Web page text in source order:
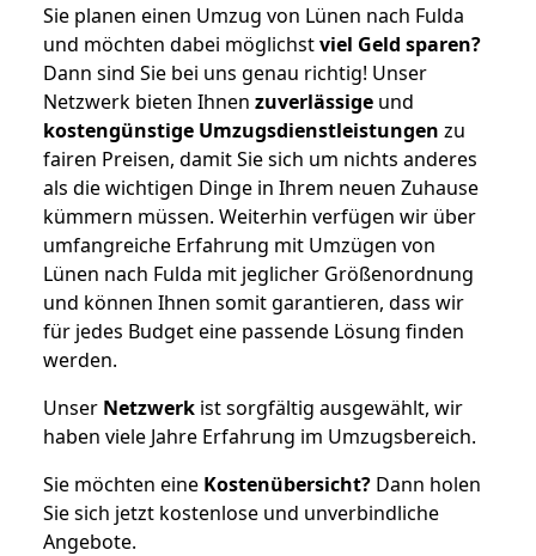
Sie planen einen Umzug von Lünen nach Fulda
und möchten dabei möglichstviel Geld sparen?
Dann sind Sie bei uns genau richtig! Unser
Netzwerk bieten Ihnen zuverlässige und
kostengünstige Umzugsdienstleistungen zu
fairen Preisen, damit Sie sich um nichts anderes
als die wichtigen Dinge in Ihrem neuen Zuhause
kümmern müssen. Weiterhin verfügen wir über
umfangreiche Erfahrung mit Umzügen von
Lünen nach Fulda mit jeglicher Größenordnung
und können Ihnen somit garantieren, dass wir
für jedes Budget eine passende Lösung finden
werden.
Unser Netzwerk ist sorgfältig ausgewählt, wir
haben viele Jahre Erfahrung im Umzugsbereich.
Sie möchten eine Kostenübersicht? Dann holen
Sie sich jetzt kostenlose und unverbindliche
Angebote.